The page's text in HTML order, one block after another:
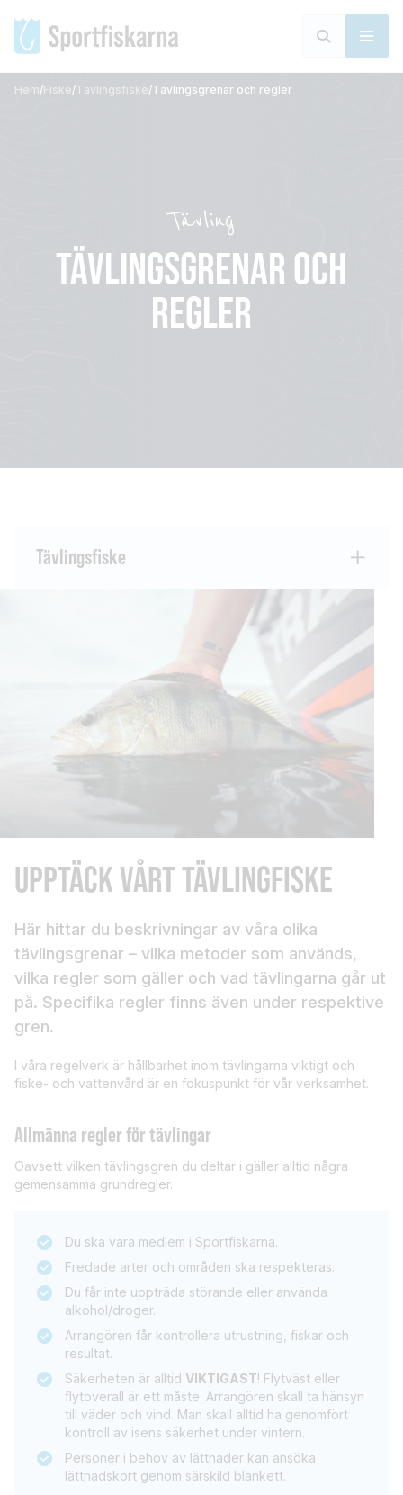
Hem/Fiske/Tävlingsfiske/Tävlingsgrenar och regler
Tävling
TÄVLINGSGRENAR OCH
REGLER
Tävlingsfiske
UPPTÄCK VÅRT TÄVLINGFISKE
Här hittar du beskrivningar av våra olika
tävlingsgrenar – vilka metoder som används,
vilka regler som gäller och vad tävlingarna går ut
på. Specifika regler finns även under respektive
gren.
I våra regelverk är hållbarhet inom tävlingarna viktigt och
fiske- och vattenvård är en fokuspunkt för vår verksamhet.
Allmänna regler för tävlingar
Oavsett vilken tävlingsgren du deltar i gäller alltid några
gemensamma grundregler.
Du ska vara medlem i Sportfiskarna.
Fredade arter och områden ska respekteras.
Du får inte uppträda störande eller använda
alkohol/droger.
Arrangören får kontrollera utrustning, fiskar och
resultat.
Säkerheten är alltid VIKTIGAST! Flytväst eller
flytoverall är ett måste. Arrangören skall ta hänsyn
till väder och vind. Man skall alltid ha genomfört
kontroll av isens säkerhet under vintern.
Personer i behov av lättnader kan ansöka
lättnadskort genom särskild blankett.